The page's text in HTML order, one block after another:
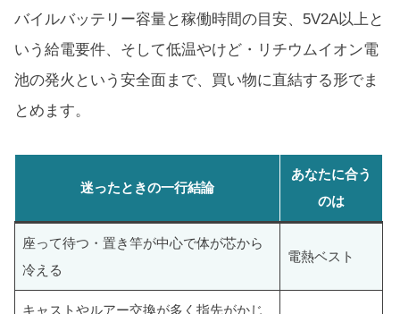
バイルバッテリー容量と稼働時間の目安、5V2A以上と
いう給電要件、そして低温やけど・リチウムイオン電
池の発火という安全面まで、買い物に直結する形でま
とめます。
迷ったときの一行結論
あなたに合う
のは
座って待つ・置き竿が中心で体が芯から
冷える
電熱ベスト
キャストやルアー交換が多く指先がかじ